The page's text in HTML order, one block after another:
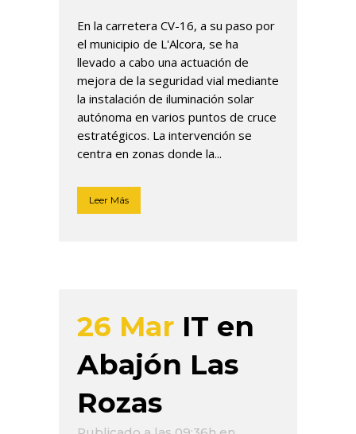
En la carretera CV-16, a su paso por
el municipio de L'Alcora, se ha
llevado a cabo una actuación de
mejora de la seguridad vial mediante
la instalación de iluminación solar
autónoma en varios puntos de cruce
estratégicos. La intervención se
centra en zonas donde la...
Leer Más
26 Mar IT en
Abajón Las
Rozas